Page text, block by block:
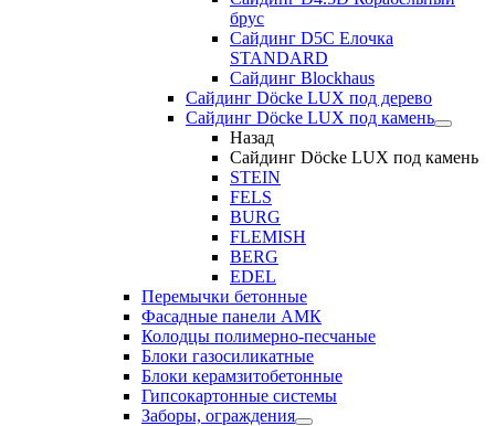
брус
Сайдинг D5С Елочка
STANDARD
Сайдинг Blockhaus
Сайдинг Döcke LUX под дерево
Сайдинг Döcke LUX под камень
Назад
Сайдинг Döcke LUX под камень
STEIN
FELS
BURG
FLEMISH
BERG
EDEL
Перемычки бетонные
Фасадные панели АМК
Колодцы полимерно-песчаные
Блоки газосиликатные
Блоки керамзитобетонные
Гипсокартонные системы
Заборы, ограждения